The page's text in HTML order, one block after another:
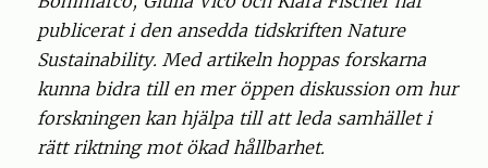
publicerat i den ansedda tidskriften Nature
Sustainability. Med artikeln hoppas forskarna
kunna bidra till en mer öppen diskussion om hur
forskningen kan hjälpa till att leda samhället i
rätt riktning mot ökad hållbarhet.